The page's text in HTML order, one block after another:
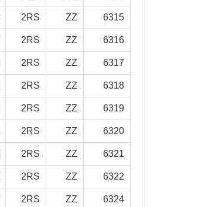
6315
ZZ
2RS
6316
ZZ
2RS
6317
ZZ
2RS
6318
ZZ
2RS
6319
ZZ
2RS
6320
ZZ
2RS
6321
ZZ
2RS
6322
ZZ
2RS
6324
ZZ
2RS